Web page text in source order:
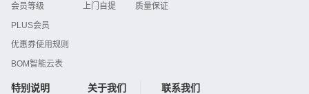
会员等级
PLUS会员
优惠券使用规则
BOM智能云表
上门自提
质量保证
特别说明 关于我们 联系我们